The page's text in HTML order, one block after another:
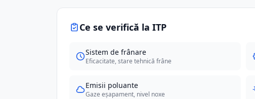
Ce se verifică la ITP
Sistem de frânare
Eficacitate, stare tehnică frâne
Emisii poluante
Gaze eșapament, nivel noxe